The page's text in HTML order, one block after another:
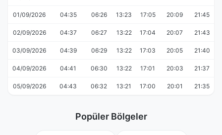
01/09/2026 04:35 06:26 13:23 17:05 20:09 21:45
02/09/2026 04:37 06:27 13:22 17:04 20:07 21:43
03/09/2026 04:39 06:29 13:22 17:03 20:05 21:40
04/09/2026 04:41 06:30 13:22 17:01 20:03 21:37
05/09/2026 04:43 06:32 13:21 17:00 20:01 21:35
Popüler Bölgeler